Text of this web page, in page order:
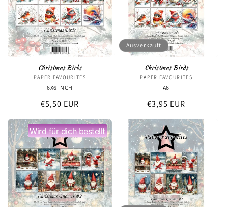
r
i
e
Christmas Birds
Anbieter:
PAPER FAVOURITES
6X6 INCH
Normaler
Preis
€5,50 EUR
Ausverkauft
Christmas Birds
Anbieter:
PAPER FAVOURITES
A6
Normaler
Preis
€3,95 EUR
Wird für dich bestellt